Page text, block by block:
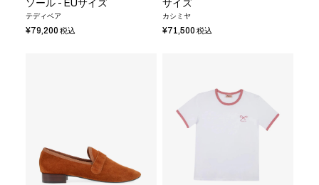
ソール - EUサイズ
テディベア
¥79,200 税込
サイズ
カシミヤ
¥71,500 税込